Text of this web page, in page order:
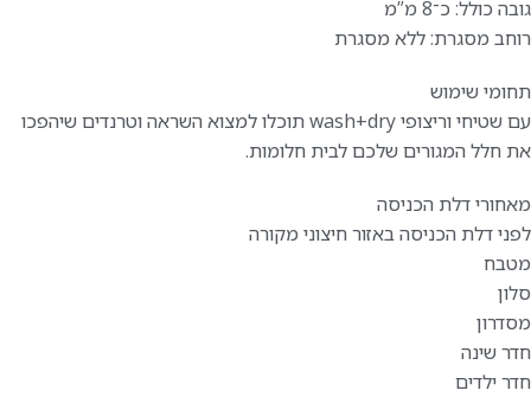
גובה כולל: כ־8 מ”מ
רוחב מסגרת: ללא מסגרת
תחומי שימוש
עם שטיחי וריצופי wash+dry תוכלו למצוא השראה וטרנדים שיהפכו
את חלל המגורים שלכם לבית חלומות.
מאחורי דלת הכניסה
לפני דלת הכניסה באזור חיצוני מקורה
מטבח
סלון
מסדרון
חדר שינה
חדר ילדים